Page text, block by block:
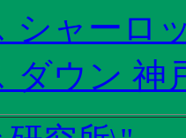
シャーロ
ダウン 神